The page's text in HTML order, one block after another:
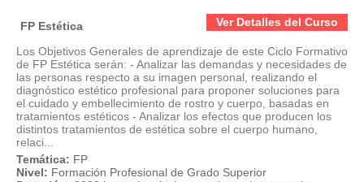
Ver Detalles del Curso
FP Estética
Los Objetivos Generales de aprendizaje de este Ciclo Formativo
de FP Estética serán: - Analizar las demandas y necesidades de
las personas respecto a su imagen personal, realizando el
diagnóstico estético profesional para proponer soluciones para
el cuidado y embellecimiento de rostro y cuerpo, basadas en
tratamientos estéticos - Analizar los efectos que producen los
distintos tratamientos de estética sobre el cuerpo humano,
relaci...
Temática: FP
Nivel: Formación Profesional de Grado Superior